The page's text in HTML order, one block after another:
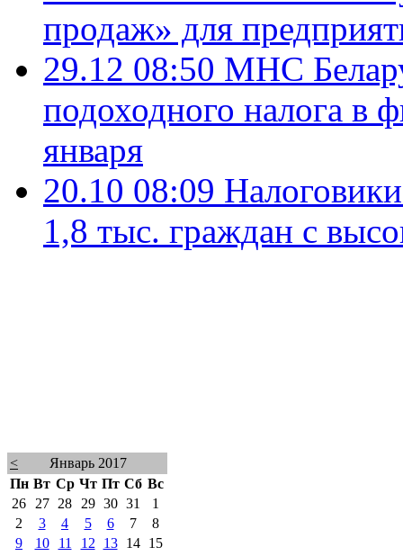
продаж» для
29.12 08:50 МНС
подоходного налога в
января
20.10 08:09
1,8 тыс. граждан с
<
Январь 2017
Пн Вт Ср Чт Пт Сб Вс
26
27 28 29 30 31
1
2
3 4 5 6 7
8
9
10 11 12 13 14
15